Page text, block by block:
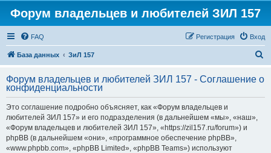
Форум владельцев и любителей ЗИЛ 157
FAQ Вход
Регистрация
База данных ЗиЛ 157
с
Форум владельцев и любителей ЗИЛ 157 - Соглашение о
конфиденциальности
Это соглашение подробно объясняет, как «Форум владельцев и
любителей ЗИЛ 157» и его подразделения (в дальнейшем «мы», «наш»,
«Форум владельцев и любителей ЗИЛ 157», «https://zil157.ru/forum») и
phpBB (в дальнейшем «они», «программное обеспечение phpBB»,
«www.phpbb.com», «phpBB Limited», «phpBB Teams») используют